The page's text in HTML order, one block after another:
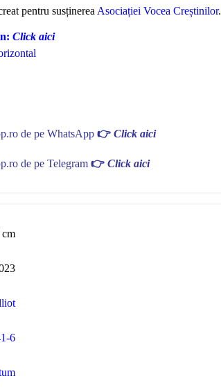
pentru susținereaAsociației Vocea Creștinilor.
Click aici
de pe WhatsApp 👉 Click aici
de pe Telegram 👉 Click aici
6